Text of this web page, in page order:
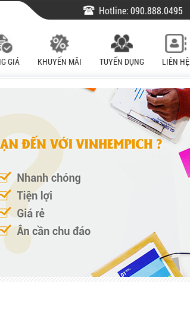
GIÁ KHUYẾN MÃI TUYỂN DỤNG LIÊN HỆ
Hotline:090.888.0495